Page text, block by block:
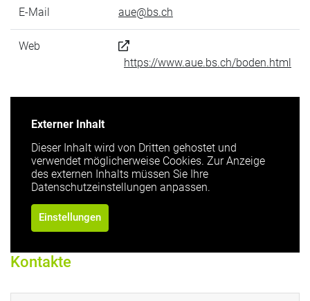
E-Mail aue@bs.ch
Web
https://www.aue.bs.ch/boden.html
Externer Inhalt
Dieser Inhalt wird von Dritten gehostet und
verwendet möglicherweise Cookies. Zur Anzeige
des externen Inhalts müssen Sie Ihre
Datenschutzeinstellungen anpassen.
Einstellungen
Kontakte